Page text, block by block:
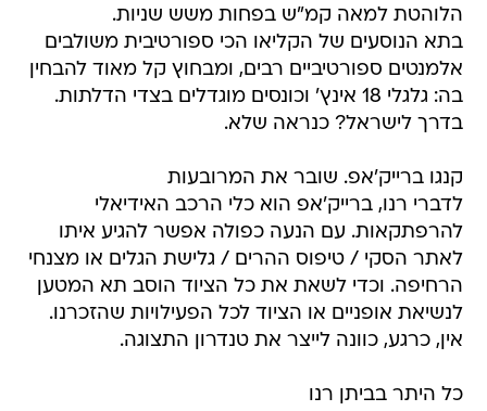
הלוהטת למאה קמ"ש בפחות משש שניות.
בתא הנוסעים של הקליאו הכי ספורטיבית משולבים
אלמנטים ספורטיביים רבים, ומבחוץ קל מאוד להבחין
בה: גלגלי 18 אינץ' וכונסים מוגדלים בצדי הדלתות.
בדרך לישראל? כנראה שלא.
קנגו ברייק'אפ. שובר את המרובעות
לדברי רנו, ברייק'אפ הוא כלי הרכב האידיאלי
להרפתקאות. עם הנעה כפולה אפשר להגיע איתו
לאתר הסקי / טיפוס ההרים / גלישת הגלים או מצנחי
הרחיפה. וכדי לשאת את כל הציוד הוסב תא המטען
לנשיאת אופניים או הציוד לכל הפעילויות שהזכרנו.
אין, כרגע, כוונה לייצר את טנדרון התצוגה.
כל היתר בביתן רנו